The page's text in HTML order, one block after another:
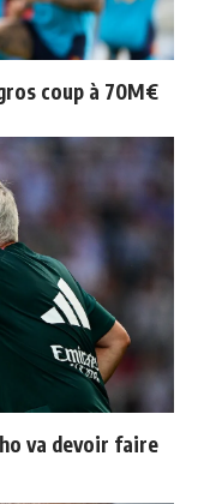
coup à 70M€
va devoir faire